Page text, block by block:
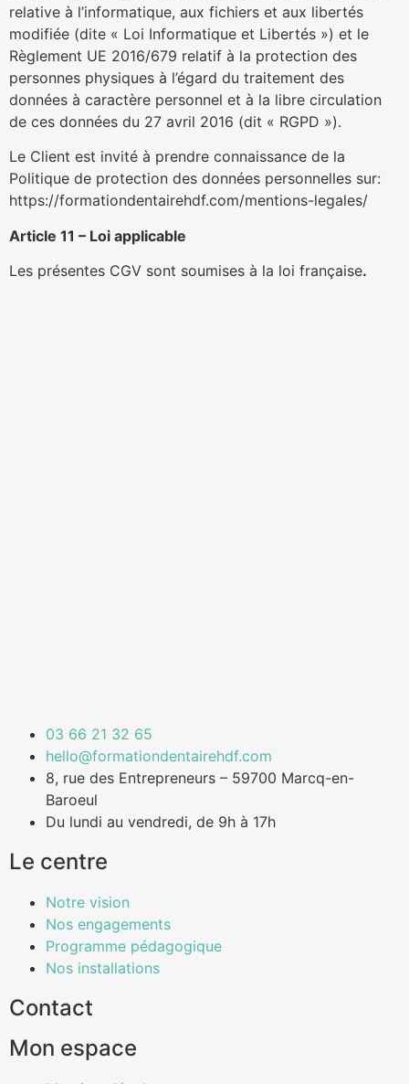
relative à l’informatique, aux fichiers et aux libertés
modifiée (dite « Loi Informatique et Libertés ») et le
Règlement UE 2016/679 relatif à la protection des
personnes physiques à l’égard du traitement des
données à caractère personnel et à la libre circulation
de ces données du 27 avril 2016 (dit « RGPD »).
Le Client est invité à prendre connaissance de la
Politique de protection des données personnelles sur:
https://formationdentairehdf.com/mentions-legales/
Article 11 – Loi applicable
Les présentes CGV sont soumises à la loi française.
03 66 21 32 65
hello@formationdentairehdf.com
8, rue des Entrepreneurs – 59700 Marcq-en-
Baroeul
Du lundi au vendredi, de 9h à 17h
Le centre
Notre vision
Nos engagements
Programme pédagogique
Nos installations
Contact
Mon espace